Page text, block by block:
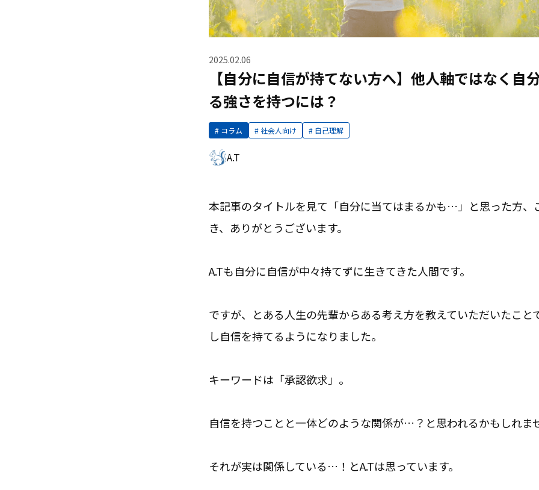
2025.02.06
【自分に自信が持てない方へ】他人軸ではなく自
る強さを持つには？
コラム 社会人向け 自己理解
A.T
本記事のタイトルを見て「自分に当てはまるかも…」と思った方、
き、ありがとうございます。
A.Tも自分に自信が中々持てずに生きてきた人間です。
ですが、とある人生の先輩からある考え方を教えていただいたこと
し自信を持てるようになりました。
キーワードは「承認欲求」。
自信を持つことと一体どのような関係が…？と思われるかもしれま
それが実は関係している…！とA.Tは思っています。